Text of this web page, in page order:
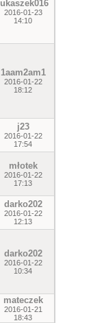
lukaszek016
2016-01-23
14:10
1aam2am1
2016-01-22
18:12
j23
2016-01-22
17:54
młotek
2016-01-22
17:13
darko202
2016-01-22
12:13
darko202
2016-01-22
10:34
mateczek
2016-01-21
18:43